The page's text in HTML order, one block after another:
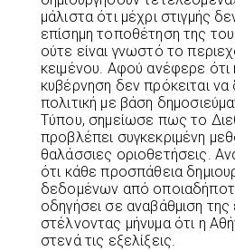
μάλιστα ότι μέχρι στιγμής
επίσημη τοποθέτηση της
ούτε είναι γνωστό το
κειμένου. Αφού ανέφερε ότι
κυβέρνηση δεν πρόκειται
πολιτική με βάση
Τύπου, σημείωσε πως το
προβλέπει συγκεκριμένη
θαλάσσιες οριοθετήσεις.
ότι κάθε προσπάθεια
δεδομένων από
οδηγήσει σε αναβάθμιση της
στέλνοντας μήνυμα ότι η
στενά τις εξελίξεις.